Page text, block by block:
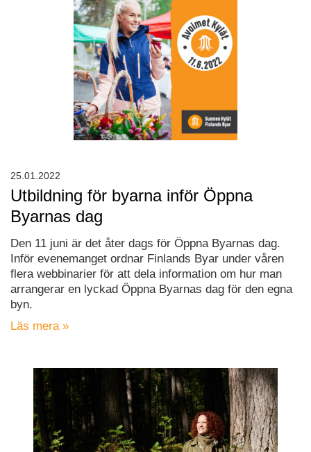
Utbildning för byarna inför Öppna
Byarnas dag
Den 11 juni är det åter dags för Öppna Byarnas dag.
Inför evenemanget ordnar Finlands Byar under våren
flera webbinarier för att dela information om hur man
arrangerar en lyckad Öppna Byarnas dag för den egna
byn.
Läs mera »
25.01.2022